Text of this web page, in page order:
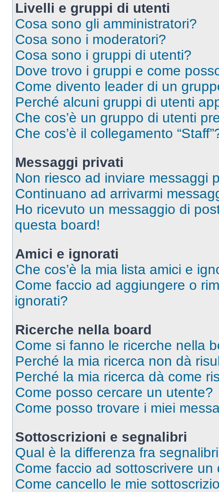
Livelli e gruppi di utenti
Cosa sono gli amministratori?
Cosa sono i moderatori?
Cosa sono i gruppi di utenti?
Dove trovo i gruppi e come
Come divento leader di un
Perché alcuni gruppi di utenti
Che cos’è un gruppo di utenti
Che cos’è il collegamento
Messaggi privati
Non riesco ad inviare messaggi
Continuano ad arrivarmi
Ho ricevuto un messaggio di
questa board!
Amici e ignorati
Che cos’è la mia lista amici e
Come faccio ad aggiungere o
ignorati?
Ricerche nella board
Come si fanno le ricerche nella
Perché la mia ricerca non dà
Perché la mia ricerca dà come
Come posso cercare un utente?
Come posso trovare i miei
Sottoscrizioni e segnalibri
Qual è la differenza fra
Come faccio ad sottoscrivere
Come cancello le mie